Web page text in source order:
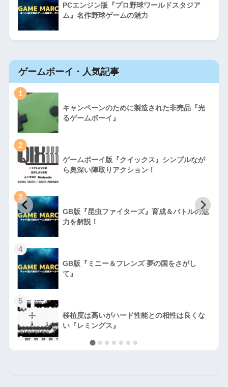
PCエンジン版『プロ野球ワールドスタジア
ム』名作野球ゲームの魅力
ゲームボーイ・人気記事
1
キャンペーンのために製造された非売品『光
るゲームボーイ』
2
ゲームボーイ版『クイックス』シンプルなが
ら奥深い陣取りアクション！
3
GB版『昆虫ファイターズ』育成＆バトルの魅
力を解説！
4
GB版『ミニー＆フレンズ 夢の国をさがし
て』
5
移植度は高いがハード性能との相性は良くな
い『レミングス』